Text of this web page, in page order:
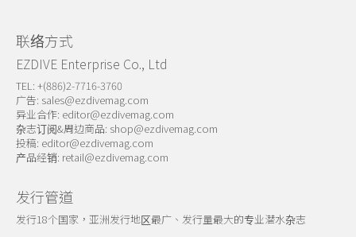
联络方式
EZDIVE Enterprise Co., Ltd
TEL: +(886)2-7716-3760
广告: sales@ezdivemag.com
异业合作: editor@ezdivemag.com
杂志订阅&周边商品: shop@ezdivemag.com
投稿: editor@ezdivemag.com
产品经销: retail@ezdivemag.com
发行管道
发行18个国家，亚洲发行地区最广、发行量最大的专业潜水杂志